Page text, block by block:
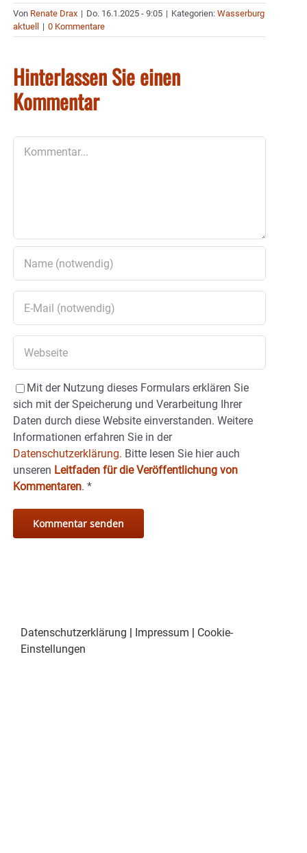
Von Renate Drax | Do. 16.1.2025 - 9:05 | Kategorien: Wasserburg
aktuell
| 0 Kommentare
Hinterlassen Sie einen
Kommentar
Mit der Nutzung dieses Formulars erklären Sie
sich mit der Speicherung und Verarbeitung Ihrer
Daten durch diese Website einverstanden. Weitere
Informationen erfahren Sie in der
Datenschutzerklärung. Bitte lesen Sie hier auch
unseren Leitfaden für die Veröffentlichung von
Kommentaren. *
Datenschutzerklärung | Impressum | Cookie-
Einstellungen